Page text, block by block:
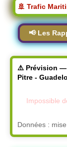
🚢 Trafic
📢 Les
⚠️ Prévision —
Pitre -
Impossible
Données :